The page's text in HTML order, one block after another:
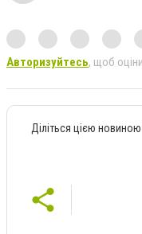
Авторизуйтесь, щоб
Діліться цією